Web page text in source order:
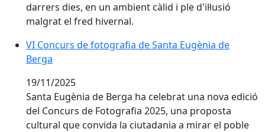
darrers dies, en un ambient càlid i ple d'il·lusió
malgrat el fred hivernal.
VI Concurs de fotografia de Santa Eugènia de Berga
VI Concurs de fotografia de Santa Eugènia de
Berga
19/11/2025
Santa Eugènia de Berga ha celebrat una nova edició
del Concurs de Fotografia 2025, una proposta
cultural que convida la ciutadania a mirar el poble